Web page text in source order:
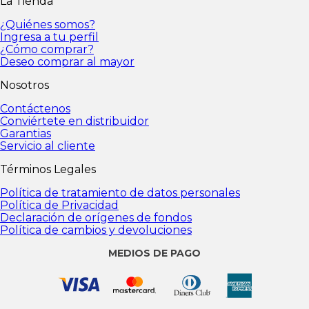
devoluciones
¿Quiénes somos?
Ingresa a tu perfil
¿Cómo comprar?
Deseo comprar al mayor
Nosotros
Contáctenos
Conviértete en distribuidor
Garantias
Servicio al cliente
Términos Legales
Política de tratamiento de datos personales
Política de Privacidad
Declaración de orígenes de fondos
Política de cambios y devoluciones
MEDIOS DE PAGO